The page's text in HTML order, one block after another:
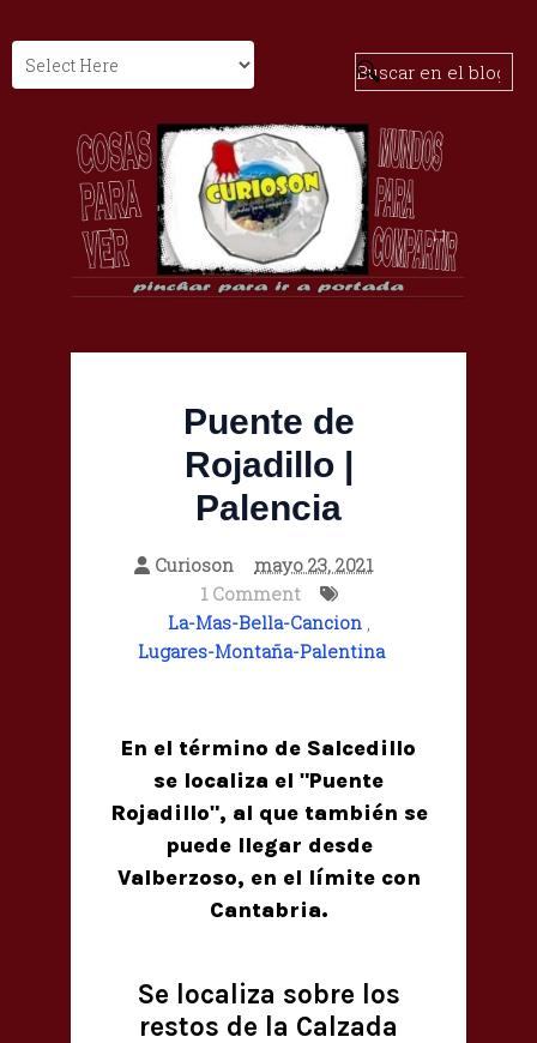
Puente de
Rojadillo |
Palencia
Curioson
mayo 23, 2021
1 Comment
La-Mas-Bella-Cancion,
Lugares-Montaña-Palentina
En el término de Salcedillo
se localiza el "Puente
Rojadillo", al que también se
puede llegar desde
Valberzoso, en el límite con
Cantabria.
Se localiza sobre los
restos de la Calzada